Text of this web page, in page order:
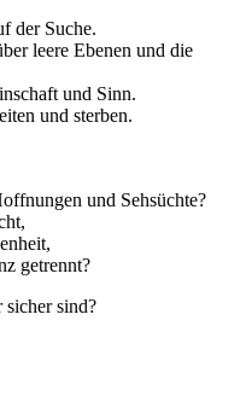
der Suche.
leere Ebenen und die
und Sinn.
und sterben.
und Sehsüchte?
getrennt?
sind?